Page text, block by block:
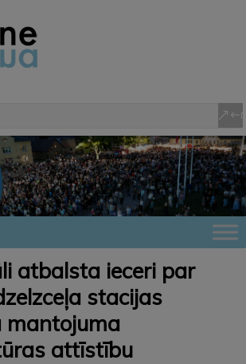
atbalsta ieceri par
stacijas
mantojuma
attīstību